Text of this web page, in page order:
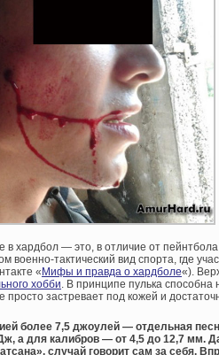
хардбол — это, в отличие от
тактический вид спорта, где
«Мифы и правда о хардболе«).
хобби. В принципе пулька
застревает под кожей и
более 7,5 джоулей — отдельная
а для калибров — от 4,5 до 12,7 мм.
случай говорит сам за себя.